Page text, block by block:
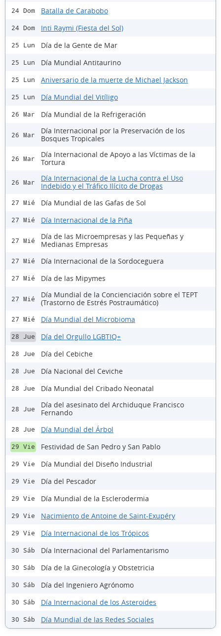
24 Dom Batalla de Carabobo
24 Dom Inti Raymi (Fiesta del Sol)
25 Lun Día de la Gente de Mar
25 Lun Día Mundial Antitaurino
25 Lun Aniversario de la muerte de Michael Jackson
25 Lun Día Mundial del Vitíligo
26 Mar Día Mundial de la Refrigeración
26 Mar
Día Internacional por la Preservación de los
Bosques Tropicales
26 Mar
Día Internacional de Apoyo a las Víctimas de la
Tortura
26 Mar
Día Internacional de la Lucha contra el Uso
Indebido y el Tráfico Ilícito de Drogas
27 Mié Día Mundial de las Gafas de Sol
27 Mié Día Internacional de la Piña
27 Mié
Día de las Microempresas y las Pequeñas y
Medianas Empresas
27 Mié Día Internacional de la Sordoceguera
27 Mié Día de las Mipymes
27 Mié
Día Mundial de la Concienciación sobre el TEPT
(Trastorno de Estrés Postraumático)
27 Mié Día Mundial del Microbioma
28 Jue Día del Orgullo LGBTIQ+
28 Jue Día del Cebiche
28 Jue Día Nacional del Ceviche
28 Jue Día Mundial del Cribado Neonatal
28 Jue
Día del asesinato del Archiduque Francisco
Fernando
28 Jue Día Mundial del Árbol
29 Vie Festividad de San Pedro y San Pablo
29 Vie Día Mundial del Diseño Industrial
29 Vie Día del Pescador
29 Vie Día Mundial de la Esclerodermia
29 Vie Nacimiento de Antoine de Saint-Exupéry
29 Vie Día Internacional de los Trópicos
30 Sáb Día Internacional del Parlamentarismo
30 Sáb Día de la Ginecología y Obstetricia
30 Sáb Día del Ingeniero Agrónomo
30 Sáb Día Internacional de los Asteroides
30 Sáb Día Mundial de las Redes Sociales